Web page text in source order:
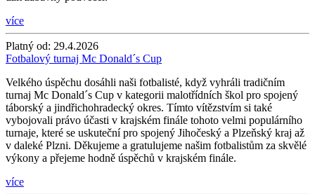
více
Platný od: 29.4.2026
Fotbalový turnaj Mc Donald´s Cup
Velkého úspěchu dosáhli naši fotbalisté, když vyhráli tradičním
turnaj Mc Donald´s Cup v kategorii malotřídních škol pro spojený
táborský a jindřichohradecký okres. Tímto vítězstvím si také
vybojovali právo účasti v krajském finále tohoto velmi populárního
turnaje, které se uskuteční pro spojený Jihočeský a Plzeňský kraj až
v daleké Plzni. Děkujeme a gratulujeme našim fotbalistům za skvělé
výkony a přejeme hodně úspěchů v krajském finále.
více